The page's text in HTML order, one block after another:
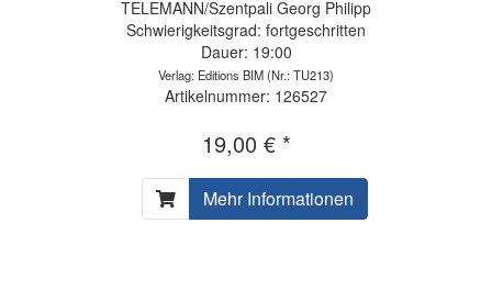
TELEMANN/Szentpali Georg Philipp
Schwierigkeitsgrad: fortgeschritten
Dauer: 19:00
Verlag: Editions BIM(Nr.: TU213)
Artikelnummer: 126527
19,00 € *
Mehr Informationen